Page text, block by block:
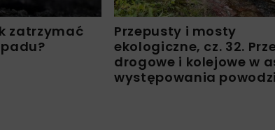
zatrzymać
Przepusty i mosty
ekologiczne, cz. 32.
drogowe i kolejowe w
występowania powodzi